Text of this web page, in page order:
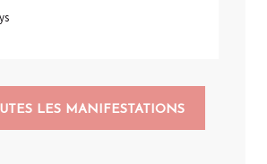
LES MANIFESTATIONS